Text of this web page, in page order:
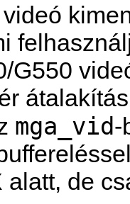
G550
mga_vid-
alatt, de